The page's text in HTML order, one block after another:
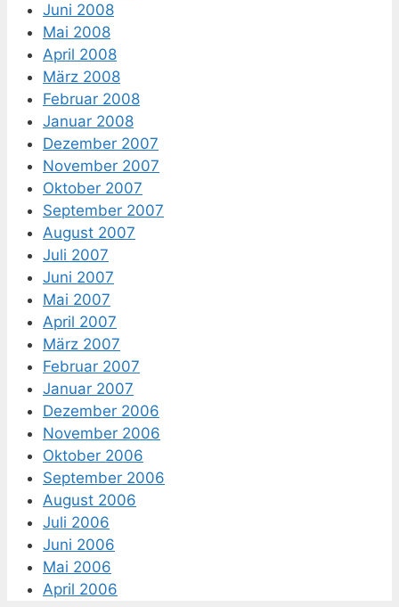
Juni 2008
Mai 2008
April 2008
März 2008
Februar 2008
Januar 2008
Dezember 2007
November 2007
Oktober 2007
September 2007
August 2007
Juli 2007
Juni 2007
Mai 2007
April 2007
März 2007
Februar 2007
Januar 2007
Dezember 2006
November 2006
Oktober 2006
September 2006
August 2006
Juli 2006
Juni 2006
Mai 2006
April 2006